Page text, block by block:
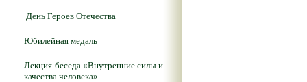
День Героев Отечества
Юбилейная медаль
Лекция-беседа «Внутренние силы и
качества человека»